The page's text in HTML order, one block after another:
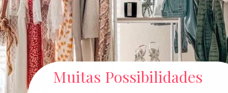
Muitas Possibilidades